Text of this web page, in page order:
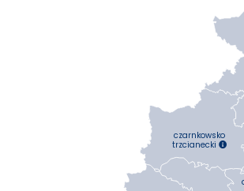
czarnkowsko
trzcianecki 